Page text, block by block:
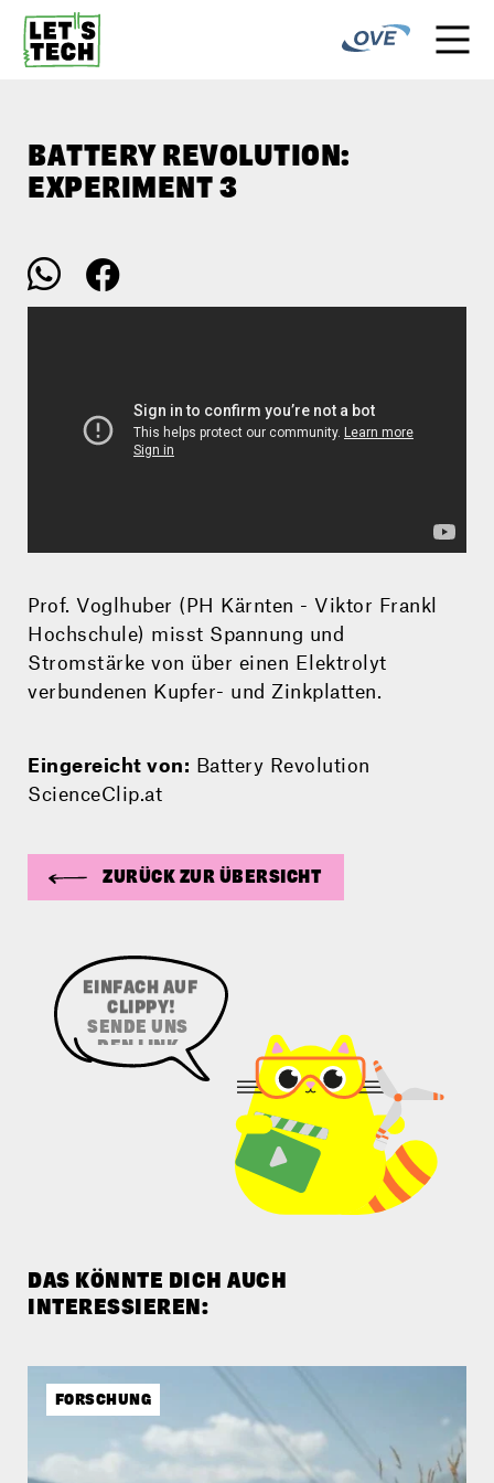
BATTERY REVOLUTION:
EXPERIMENT 3
Prof. Voglhuber (PH Kärnten - Viktor Frankl
Hochschule) misst Spannung und
Stromstärke von über einen Elektrolyt
verbundenen Kupfer- und Zinkplatten.
Eingereicht von: Battery Revolution
ScienceClip.at
ZURÜCK ZUR ÜBERSICHT
TIPPE DAZU
EINFACH AUF
CLIPPY!
DAS KÖNNTE DICH AUCH
INTERESSIEREN:
FORSCHUNG